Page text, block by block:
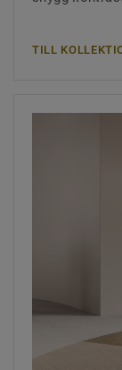
TILL